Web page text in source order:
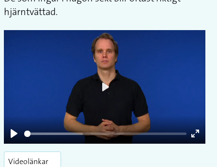
hjärntvättad.
Play
Enter
Videolänkar